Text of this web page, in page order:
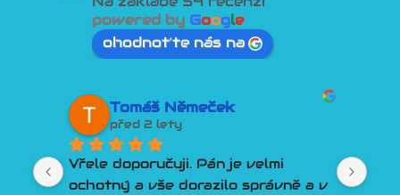
powered by Google
ohodnoťte nás na
a v
David Tesař
před 2 lety
Lepší přístup k zákazníkovi si
člověk snad ani nemůže přát.